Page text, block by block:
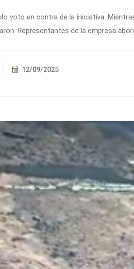
voto en contra de la iniciativa.
Representantes de la empresa
12/09/2025